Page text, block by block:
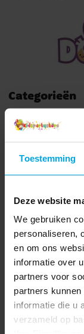
Toestemming
Deze website
We gebruiken
personaliseren,
en om ons
informatie over
partners voor
partners
informatie die u
verzameld op
Categorieën
Speelgoed &
Gabby's
Stretchy